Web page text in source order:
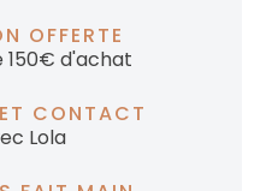
OFFERTE
150€ d'achat
CONTACT
Lola